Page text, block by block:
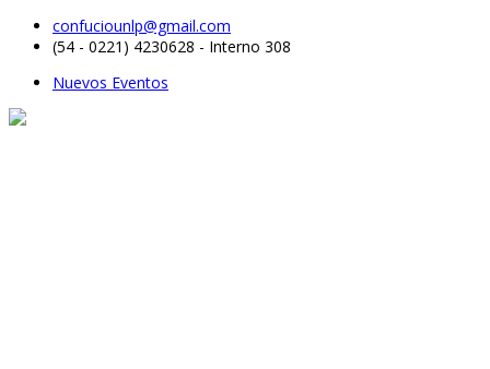
confuciounlp@gmail.com
(54 - 0221) 4230628 - Interno 308
Nuevos Eventos